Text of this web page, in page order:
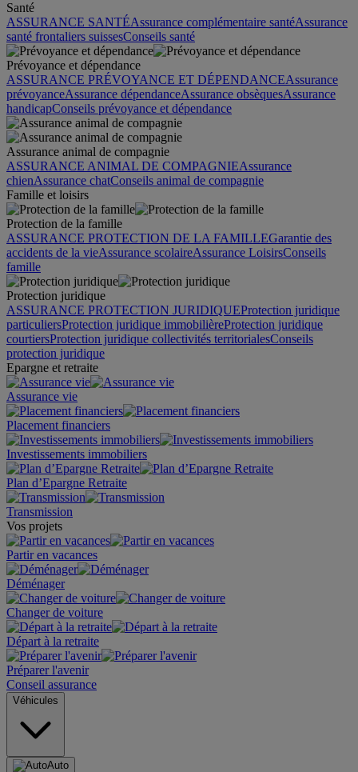
Santé
ASSURANCE SANTÉAssurance complémentaire santéAssurance
santé frontaliers suissesConseils santé
Prévoyance et dépendance
ASSURANCE PRÉVOYANCE ET DÉPENDANCEAssurance
prévoyanceAssurance dépendanceAssurance obsèquesAssurance
handicapConseils prévoyance et dépendance
Assurance animal de compagnie
ASSURANCE ANIMAL DE COMPAGNIEAssurance
chienAssurance chatConseils animal de compagnie
Famille et loisirs
Protection de la famille
ASSURANCE PROTECTION DE LA FAMILLEGarantie des
accidents de la vieAssurance scolaireAssurance LoisirsConseils
famille
Protection juridique
ASSURANCE PROTECTION JURIDIQUEProtection juridique
particuliersProtection juridique immobilièreProtection juridique
courtiersProtection juridique collectivités territorialesConseils
protection juridique
Epargne et retraite
Assurance vie
Placement financiers
Investissements immobiliers
Plan d’Epargne Retraite
Transmission
Vos projets
Partir en vacances
Déménager
Changer de voiture
Départ à la retraite
Préparer l'avenir
Conseil assurance
Véhicules
Auto